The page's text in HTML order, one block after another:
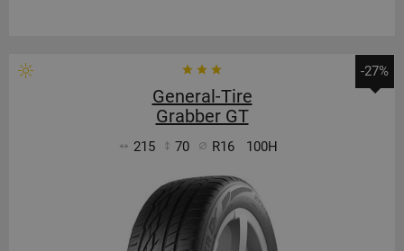
-27%
General-Tire
Grabber GT
215 70 R16 100H